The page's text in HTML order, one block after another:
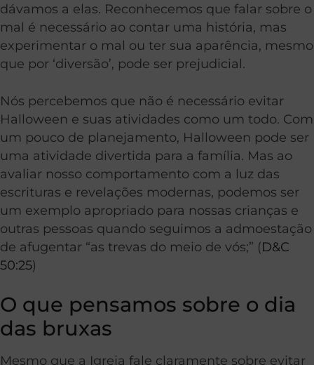
dávamos a elas. Reconhecemos que falar sobre o
mal é necessário ao contar uma história, mas
experimentar o mal ou ter sua aparência, mesmo
que por ‘diversão’, pode ser prejudicial.
Nós percebemos que não é necessário evitar
Halloween e suas atividades como um todo. Com
um pouco de planejamento, Halloween pode ser
uma atividade divertida para a família. Mas ao
avaliar nosso comportamento com a luz das
escrituras e revelações modernas, podemos ser
um exemplo apropriado para nossas crianças e
outras pessoas quando seguimos a admoestação
de afugentar “as trevas do meio de vós;” (D&C
50:25)
O que pensamos sobre o dia
das bruxas
Mesmo que a Igreja fale claramente sobre evitar